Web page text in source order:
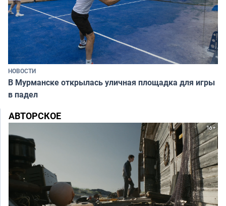
НОВОСТИ
В Мурманске открылась уличная площадка для игры
в падел
АВТОРСКОЕ